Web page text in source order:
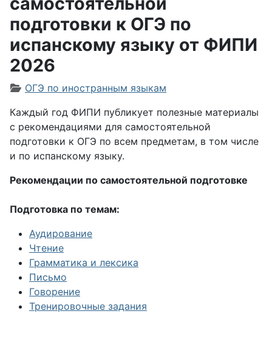
подготовки к ОГЭ по
испанскому языку от ФИПИ
2026
Информация о материале
ОГЭ по иностранным языкам
Каждый год ФИПИ публикует полезные материалы
с рекомендациями для самостоятельной
подготовки к ОГЭ по всем предметам, в том числе
и по испанскому языку.
Рекомендации по самостоятельной подготовке
Подготовка по темам:
Аудирование
Чтение
Грамматика и лексика
Письмо
Говорение
Тренировочные задания